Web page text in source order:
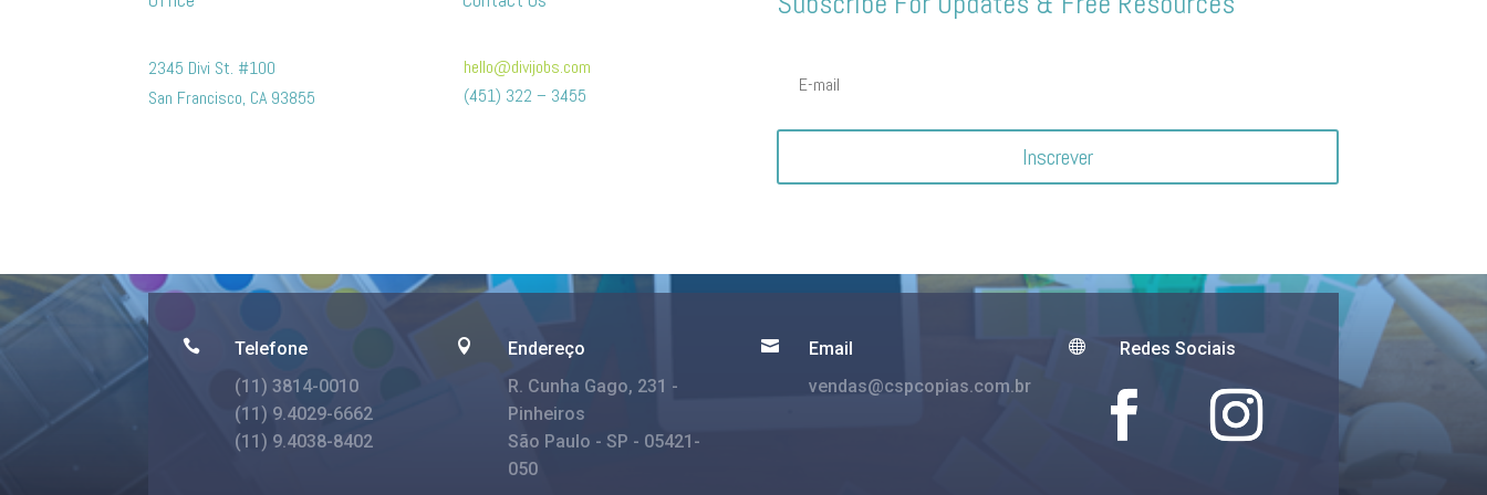
2345 Divi St. #100
San Francisco, CA 93855
hello@divijobs.com
(451) 322 – 3455
Inscrever

Telefone
(11) 3814-0010
(11) 9.4029-6662
(11) 9.4038-8402

Endereço
R. Cunha Gago, 231 -
Pinheiros
São Paulo - SP - 05421-
050

Email
vendas@cspcopias.com.br
 Redes Sociais